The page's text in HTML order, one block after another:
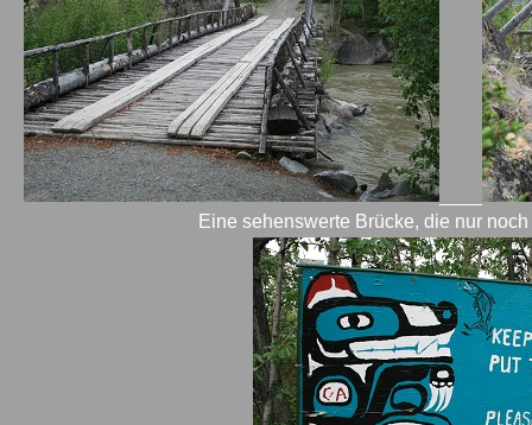
Eine sehenswerte Brücke, die nur